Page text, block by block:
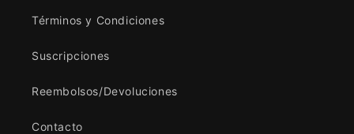
Términos y Condiciones
Suscripciones
Reembolsos/Devoluciones
Contacto